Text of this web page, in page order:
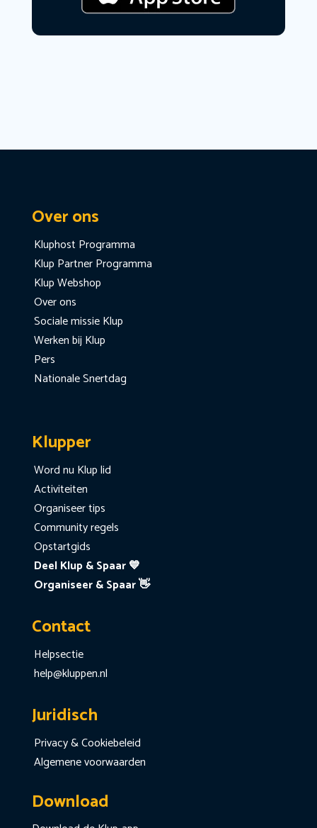
Over ons
Kluphost Programma
Klup Partner Programma
Klup Webshop
Over ons
Sociale missie Klup
Werken bij Klup
Pers
Nationale Snertdag
Klupper
Word nu Klup lid
Activiteiten
Organiseer tips
Community regels
Opstartgids
Deel Klup & Spaar 💙
Organiseer & Spaar 👋
Contact
Helpsectie
help@kluppen.nl
Juridisch
Privacy & Cookiebeleid
Algemene voorwaarden
Download